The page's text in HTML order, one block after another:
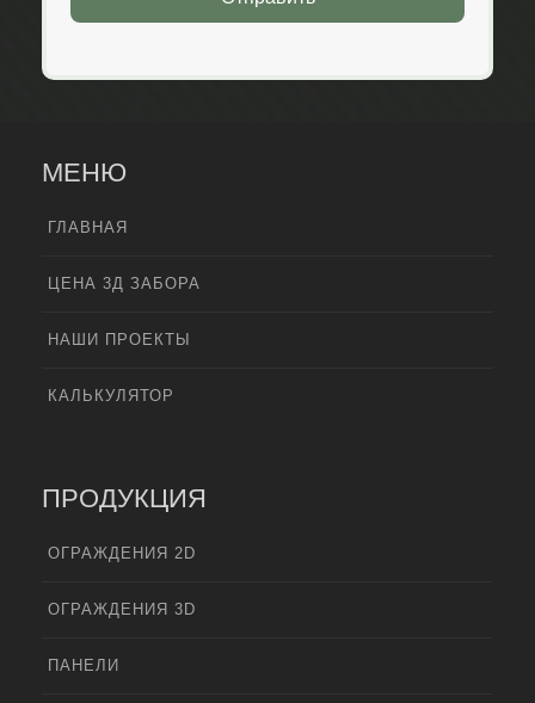
МЕНЮ
ГЛАВНАЯ
ЦЕНА 3Д ЗАБОРА
НАШИ ПРОЕКТЫ
КАЛЬКУЛЯТОР
ПРОДУКЦИЯ
ОГРАЖДЕНИЯ 2D
ОГРАЖДЕНИЯ 3D
ПАНЕЛИ